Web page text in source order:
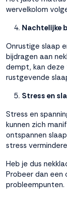
wervelkolom
Nachtelijke
Onrustige slaap
bijdragen aan
dempt, kan
rustgevende
Stress en
Stress en
kunnen zich
ontspannen
stress
Heb je dus
Probeer dan een
probleempunten.